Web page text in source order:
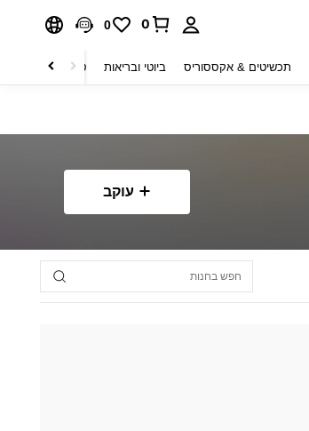
0
0
תכשיטים & אקססוריס ביוטי ובריאות טקסטיל לבית
עוקב